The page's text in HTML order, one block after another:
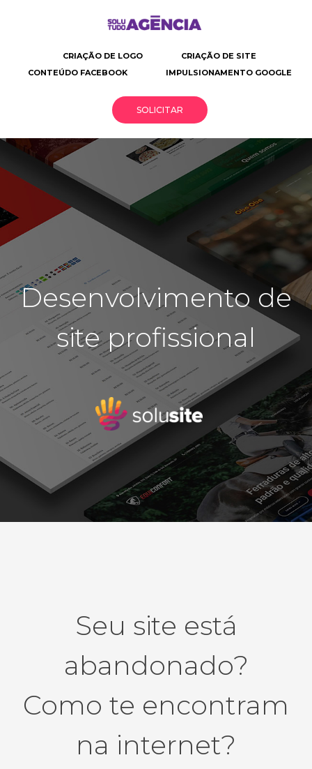
CRIAÇÃO DE LOGO
CRIAÇÃO DE SITE
CONTEÚDO FACEBOOK
IMPULSIONAMENTO GOOGLE
SOLICITAR
Solutudo
Agência
|
O
seu
negócio
em
detalhes
Criação
de
site
Desenvolvimento
de
site
profissional
Solusite
Desenvolvimento de
site profissional
Seu site está
abandonado?
Como te encontram
na internet?